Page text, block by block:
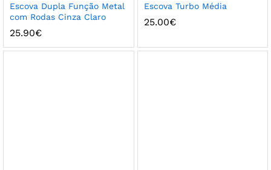
Escova Dupla Função Metal
com Rodas Cinza Claro
25.90€
Escova Turbo Média
25.00€